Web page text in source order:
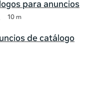
para anuncios
10 m
de catálogo